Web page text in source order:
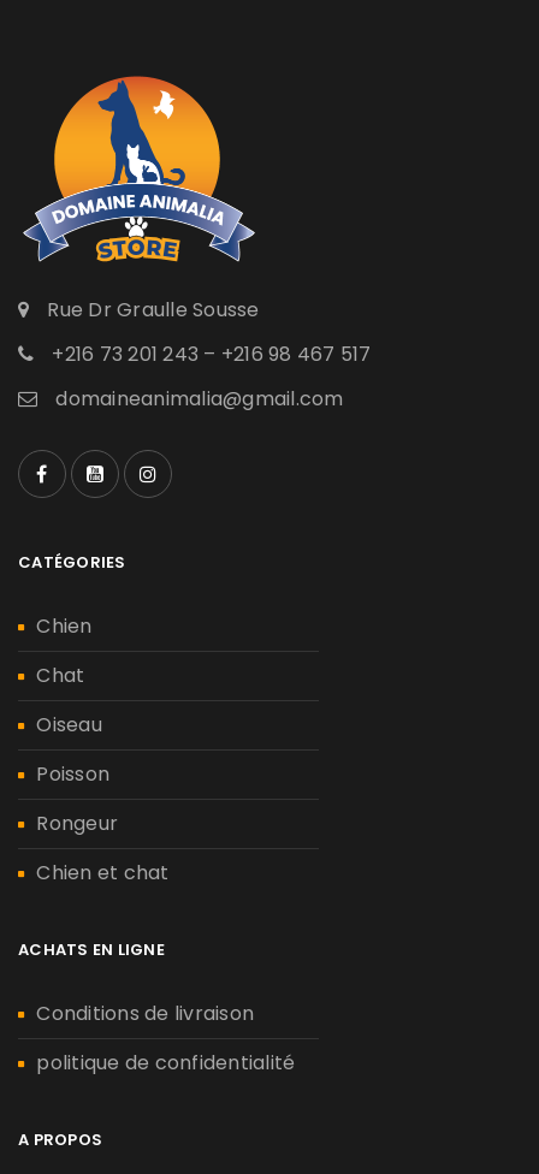
Rue Dr Graulle Sousse
+216 73 201 243 – +216 98 467 517
domaineanimalia@gmail.com
CATÉGORIES
Chien
Chat
Oiseau
Poisson
Rongeur
Chien et chat
ACHATS EN LIGNE
Conditions de livraison
politique de confidentialité
A PROPOS